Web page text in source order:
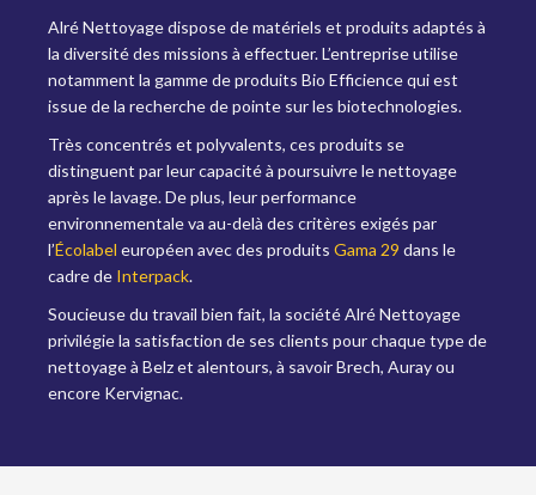
Alré Nettoyage dispose de matériels et produits adaptés à
la diversité des missions à effectuer. L’entreprise utilise
notamment la gamme de produits Bio Efficience qui est
issue de la recherche de pointe sur les biotechnologies.
Très concentrés et polyvalents, ces produits se
distinguent par leur capacité à poursuivre le nettoyage
après le lavage. De plus, leur performance
environnementale va au-delà des critères exigés par
l’Écolabel européen avec des produits Gama 29 dans le
cadre de Interpack.
Soucieuse du travail bien fait, la société Alré Nettoyage
privilégie la satisfaction de ses clients pour chaque type de
nettoyage à Belz et alentours, à savoir Brech, Auray ou
encore Kervignac.